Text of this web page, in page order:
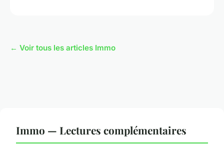
← Voir tous les articles Immo
Immo — Lectures complémentaires